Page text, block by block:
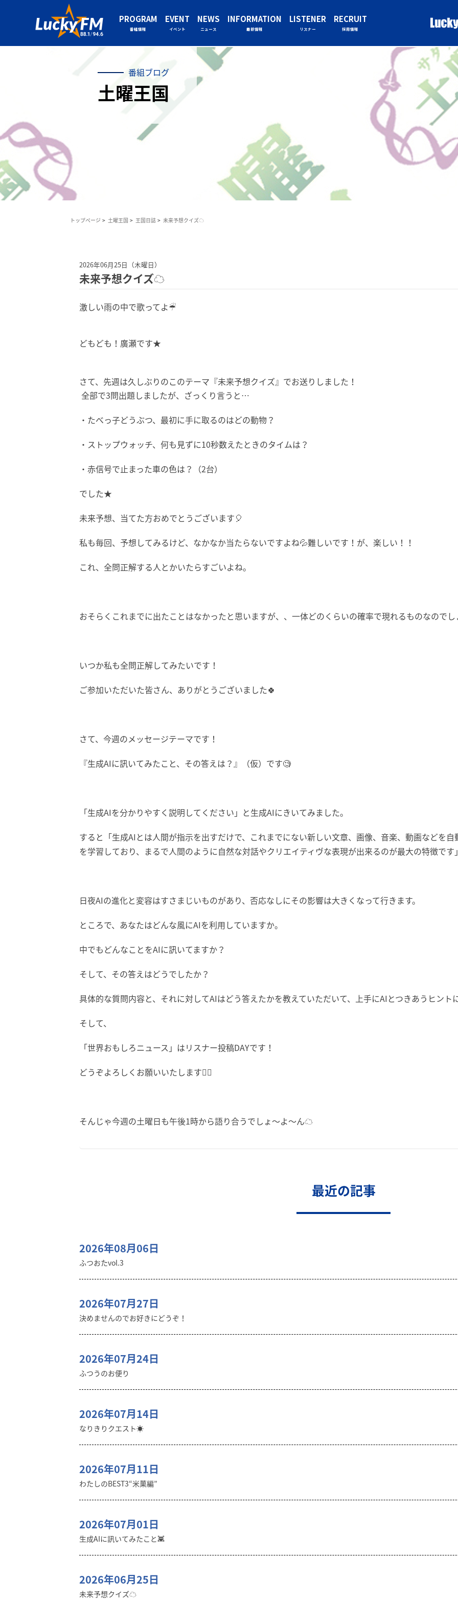
PROGRAM
番組情報
EVENT
イベント
NEWS
ニュース
INFORMATION
最新情報
LISTENER
リスナー
RECRUIT
採用情報
番組ブログ
土曜王国
トップページ 土曜王国 王国日誌 未来予想クイズ☁︎
2026年06月25日（木曜日）
未来予想クイズ☁︎
激しい雨の中で歌ってよ☔︎
どもども！廣瀬です★
さて、先週は久しぶりのこのテーマ『未来予想クイズ』 でお送りしました！
全部で3問出題しましたが、ざっくり言うと…
・たべっ子どうぶつ、最初に手に取るのはどの動物？
・ストップウォッチ、何も見ずに10秒数えたときのタイムは？
・赤信号で止まった車の色は？（2台）
でした★
未来予想、当てた方おめでとうございます🎈
私も毎回、予想してみるけど、なかなか当たらないですよね💦難しいです！が、楽しい！！
これ、全問正解する人とかいたらすごいよね。
おそらくこれまでに出たことはなかったと思いますが、、一体どのくらいの確率で現れるものなので
いつか私も全問正解してみたいです！
ご参加いただいた皆さん、ありがとうございました🍀
さて、今週のメッセージテーマです！
『生成AIに訊いてみたこと、その答えは？』（仮）です🧐
「生成AIを分かりやすく説明してください」と生成AIにきいてみました。
すると「生成AIとは人間が指示を出すだけで、 これまでにない新しい文章、画像、音楽、 動画などを自
を学習しており、 まるで人間のように自然な対話やクリエイティヴな表現が出来るのが最大の特徴で
日夜AIの進化と変容はすさまじいものがあり、 否応なしにその影響は大きくなって行きます。
ところで、あなたはどんな風にAIを利用していますか。
中でもどんなことをAIに訊いてますか？
そして、その答えはどうでしたか？
具体的な質問内容と、それに対してAIはどう答えたかを教えていただいて、上手にAIとつきあうヒント
そして、
「世界おもしろニュース」はリスナー投稿DAYです！
どうぞよろしくお願いいたします🙇‍♀️
そんじゃ今週の土曜日も午後1時から語り合うでしょ〜よ〜ん☁️
最近の記事
2026年08月06日
ふつおたvol.3
2026年07月27日
決めませんのでお好きにどうぞ！
2026年07月24日
ふつうのお便り
2026年07月14日
なりきりクエスト☀️
2026年07月11日
わたしのBEST3“米菓編”
2026年07月01日
生成AIに訊いてみたこと👾
2026年06月25日
未来予想クイズ☁︎